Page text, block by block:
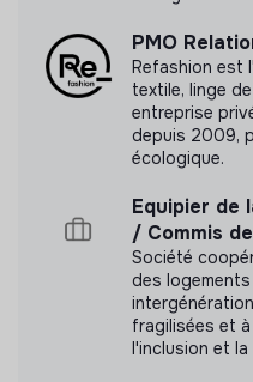
Capacité
compétence sur de
administratifs ou
l’organisation.
Recrutement: Co-
d’évaluation des
les processus de
appui administratif.
Initiatives clés :Porte
organisationnelles
définition du périmètre
PMO
Refashion est
textile, linge
entreprise
depuis 2009,
écologique.
Equipier de
/ Commis
Société
des logements
fragilisées et
l'inclusion et la